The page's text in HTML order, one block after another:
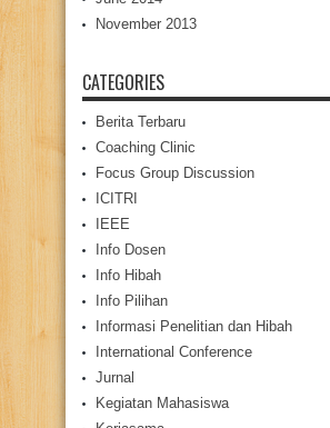
November 2013
CATEGORIES
Berita Terbaru
Coaching Clinic
Focus Group Discussion
ICITRI
IEEE
Info Dosen
Info Hibah
Info Pilihan
Informasi Penelitian dan Hibah
International Conference
Jurnal
Kegiatan Mahasiswa